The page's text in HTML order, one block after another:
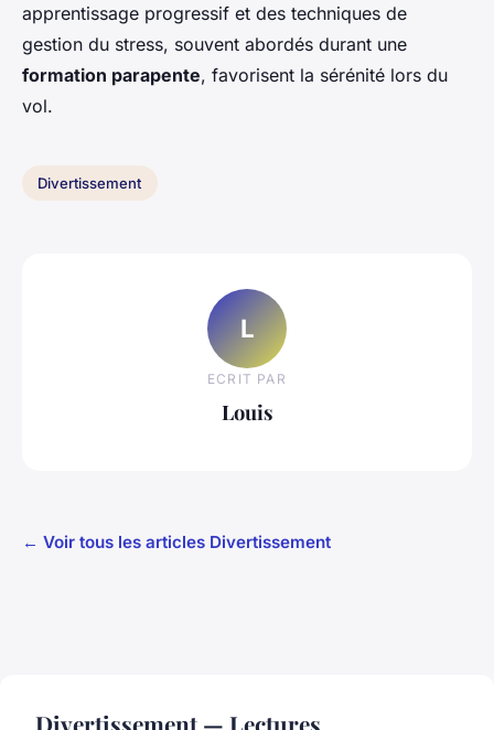
apprentissage progressif et des techniques de
gestion du stress, souvent abordés durant une
formation parapente, favorisent la sérénité lors du
vol.
Divertissement
L
ECRIT PAR
Louis
← Voir tous les articles Divertissement
Divertissement — Lectures